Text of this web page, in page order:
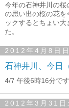
今年の石神井川の
の思い出の桜の花を
ックするとちょい
た。
2012年4月8日日
石神井川、今日
4/7 午後6時16分で
2012年3月31日